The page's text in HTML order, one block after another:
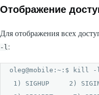
Отображение
Для отображения всех
-l :
oleg@mobile:~:$ kill -l
1) SIGHUP     2)